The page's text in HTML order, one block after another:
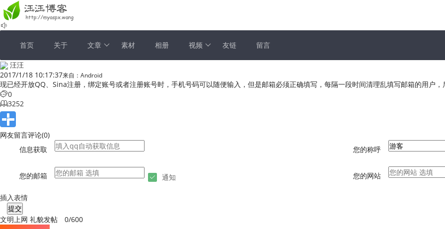
首页 关于 文章 素材 相册 视频 友链 留言
汪汪
2017/1/18 10:17:37来自：Android
现已经开放QQ、Sina注册，绑定账号或者注册账号时，手机号码可以随便输入，但是邮箱必须正确填写，每隔一段时间清理乱填写邮箱的用户
0
3252
网友留言评论(0)
信息获取
您的邮箱 通知
您的称呼
您的网站
插入表情
提交
文明上网 礼貌发帖 0/600